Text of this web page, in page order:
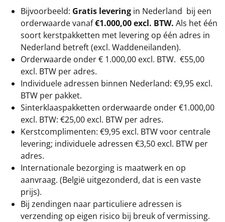
Bijvoorbeeld: Gratis levering in Nederland bij een
orderwaarde vanaf€1.000,00 excl. BTW. Als het één
soort kerstpakketten met levering op één adres in
Nederland betreft (excl. Waddeneilanden).
Orderwaarde onder € 1.000,00 excl. BTW. €55,00
excl. BTW per adres.
Individuele adressen binnen Nederland: €9,95 excl.
BTW per pakket.
Sinterklaaspakketten orderwaarde onder €1.000,00
excl. BTW: €25,00 excl. BTW per adres.
Kerstcomplimenten: €9,95 excl. BTW voor centrale
levering; individuele adressen €3,50 excl. BTW per
adres.
Internationale bezorging is maatwerk en op
aanvraag. (België uitgezonderd, dat is een vaste
prijs).
Bij zendingen naar particuliere adressen is
verzending op eigen risico bij breuk of vermissing.